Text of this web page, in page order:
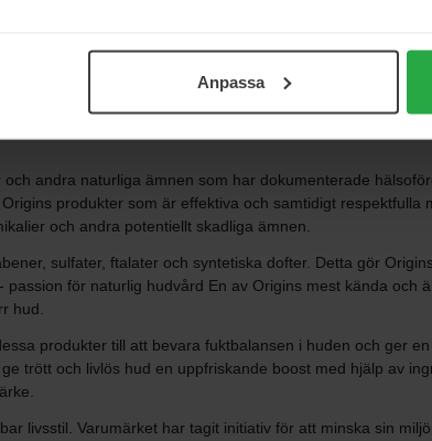
Anpassa
genom sin passion för naturliga ingredienser och
skonsamma mot huden och miljön. Sedan starten
andra naturliga ämnen som har dokumenterade
produkter som är effektiva och samtidigt
och andra potentiellt skadliga ämnen.
sulfater, ftalater och syntetiska dofter. Detta gör
för naturlig hudvård En av Origins mest kända och
hud.
produkter till att bevara fuktbalansen i huden och ger
trött och livlös hud en uppfriskande boost med hjälp av
livsstil. Varumärket har tagit initiativ för att minska sin